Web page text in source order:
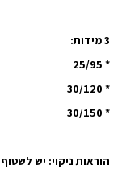
3 מידות:
* 25/95
* 30/120
* 30/150
הוראות ניקוי: יש לשטוף